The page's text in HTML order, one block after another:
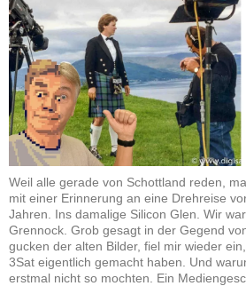
Weil alle gerade von Schottland reden,
mit einer Erinnerung an eine Drehreise
Jahren. Ins damalige Silicon Glen. Wir
Grennock. Grob gesagt in der Gegend
gucken der alten Bilder, fiel mir wieder
3Sat eigentlich gemacht haben. Und
erstmal nicht so mochten. Ein